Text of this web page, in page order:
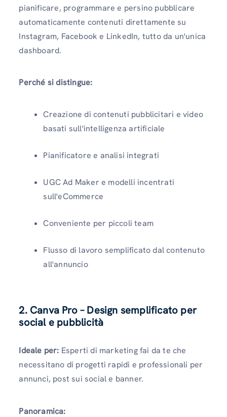
pianificare, programmare e persino pubblicare
automaticamente contenuti direttamente su
Instagram, Facebook e LinkedIn, tutto da un'unica
dashboard.
Perché si distingue:
Creazione di contenuti pubblicitari e video
basati sull'intelligenza artificiale
Pianificatore e analisi integrati
UGC Ad Maker e modelli incentrati
sull'eCommerce
Conveniente per piccoli team
Flusso di lavoro semplificato dal contenuto
all'annuncio
2. Canva Pro – Design semplificato per
social e pubblicità
Ideale per: Esperti di marketing fai da te che
necessitano di progetti rapidi e professionali per
annunci, post sui social e banner.
Panoramica: